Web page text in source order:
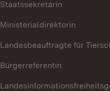
Staatssekretärin
Ministerialdirektorin
Landesbeauftragte für
Bürgerreferentin